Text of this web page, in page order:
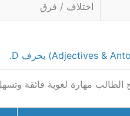
اختلاف / فرق
الطالب مهارة لغوية فائقة